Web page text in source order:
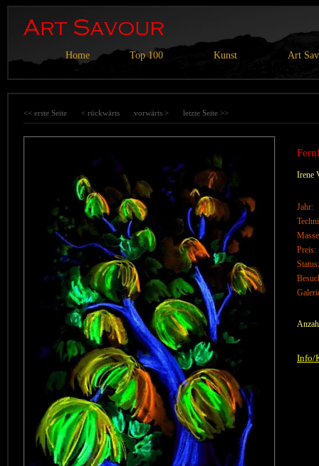
Home Top 100 Kunst Art
<< erste Seite < rückwärts vorwärts > letzte Seite >>
Irene
Jahr:
Preis:
Status:
Info/